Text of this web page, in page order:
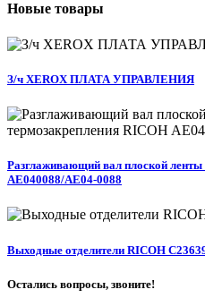
Новые товары
З/ч XEROX ПЛАТА УПРАВЛЕНИЯ
Разглаживающий вал плоской
AE040088/AE04-0088
Выходные отделители RICOH
Остались вопросы, звоните!